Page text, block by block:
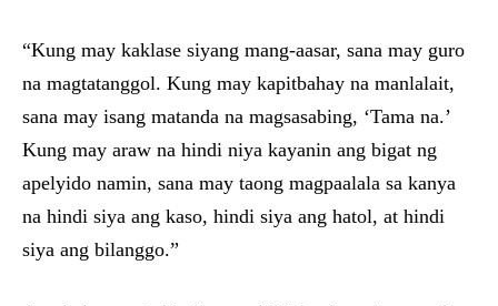
“Kung may kaklase siyang mang-aasar, sana may guro
na magtatanggol. Kung may kapitbahay na manlalait,
sana may isang matanda na magsasabing, ‘Tama na.’
Kung may araw na hindi niya kayanin ang bigat ng
apelyido namin, sana may taong magpaalala sa kanya
na hindi siya ang kaso, hindi siya ang hatol, at hindi
siya ang bilanggo.”